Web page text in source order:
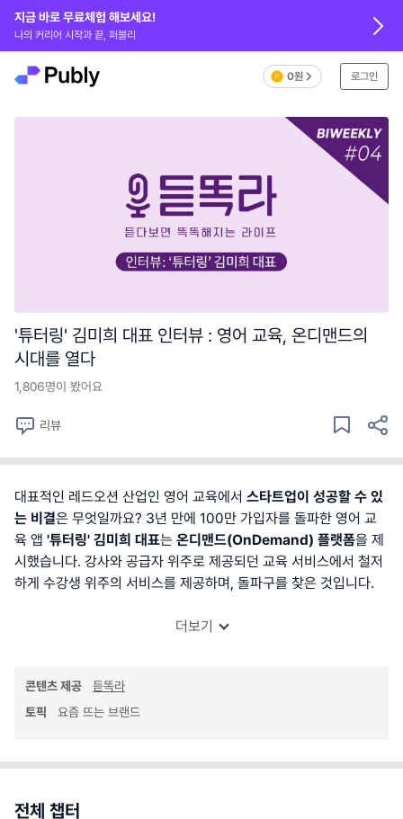
0원 로그인
지금 바로 무료체험 해보세요!
나의 커리어 시작과 끝, 퍼블리
'튜터링' 김미희 대표 인터뷰 : 영어 교육, 온디맨드의
시대를 열다
1,806명이 봤어요
리뷰
대표적인 레드오션 산업인 영어 교육에서 스타트업이 성공할 수 있
는 비결은 무엇일까요? 3년 만에 100만 가입자를 돌파한 영어 교
육 앱 '튜터링' 김미희 대표는 온디맨드(OnDemand) 플랫폼을 제
시했습니다. 강사와 공급자 위주로 제공되던 교육 서비스에서 철저
하게 수강생 위주의 서비스를 제공하며, 돌파구를 찾은 것입니다.
더보기
콘텐츠 제공
듣똑라
토픽
요즘 뜨는 브랜드
전체 챕터